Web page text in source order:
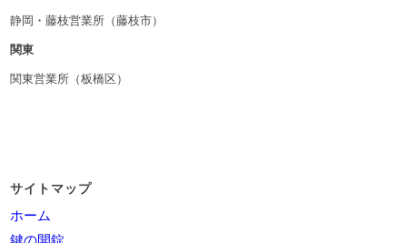
静岡・藤枝営業所（藤枝市）
関東
関東営業所（板橋区）
サイトマップ
ホーム
鍵の開錠